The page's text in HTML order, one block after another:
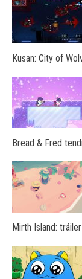
Kusan: City of
Bread & Fred
Mirth Island: